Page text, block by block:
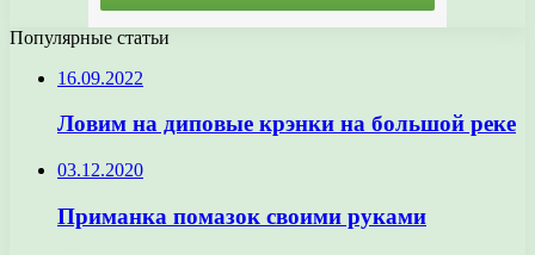
Популярные статьи
16.09.2022
Ловим на диповые крэнки на большой реке
03.12.2020
Приманка помазок своими руками